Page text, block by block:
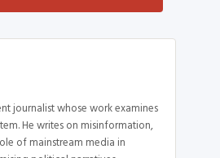
journalist whose work examines
He writes on misinformation,
of mainstream media in